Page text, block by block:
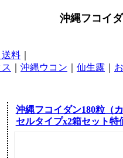
沖縄フコイ
送料
沖縄ウコン 仙生露
沖縄フコイダン180粒（
セルタイプx2箱セット特